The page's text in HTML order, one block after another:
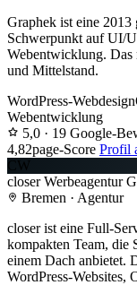
Graphek ist eine 2013
Schwerpunkt auf UI/
Webentwicklung. Das
und Mittelstand.
WordPress-Webdesign
Webentwicklung
5,0 · 19 Google-
4,82page-Score Profil
CW
closer Werbeagentur
Bremen · Agentur
closer ist eine Full-
kompakten Team, die
einem Dach anbietet.
WordPress-Websites,